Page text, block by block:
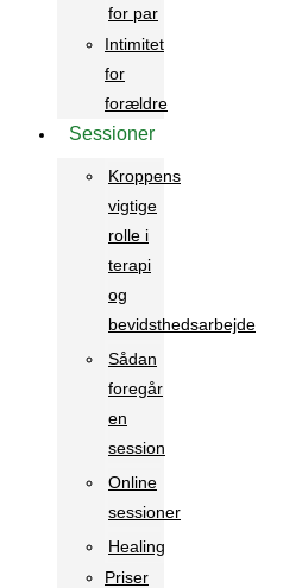
for par
Intimitet
for
forældre
Sessioner
Kroppens
vigtige
rolle i
terapi
og
bevidsthedsarbejde
Sådan
foregår
en
session
Online
sessioner
Healing
Priser